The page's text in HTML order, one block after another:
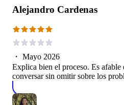
Alejandro Cardenas
・ Mayo 2026
Explica bien el proceso. Es
conversar sin omitir sobre los